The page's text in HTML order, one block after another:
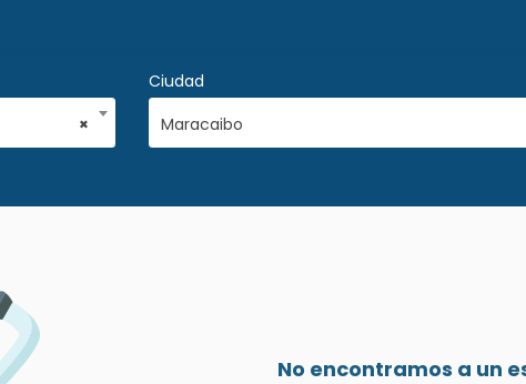
×
Ciudad
Maracaibo
No encontramos a un